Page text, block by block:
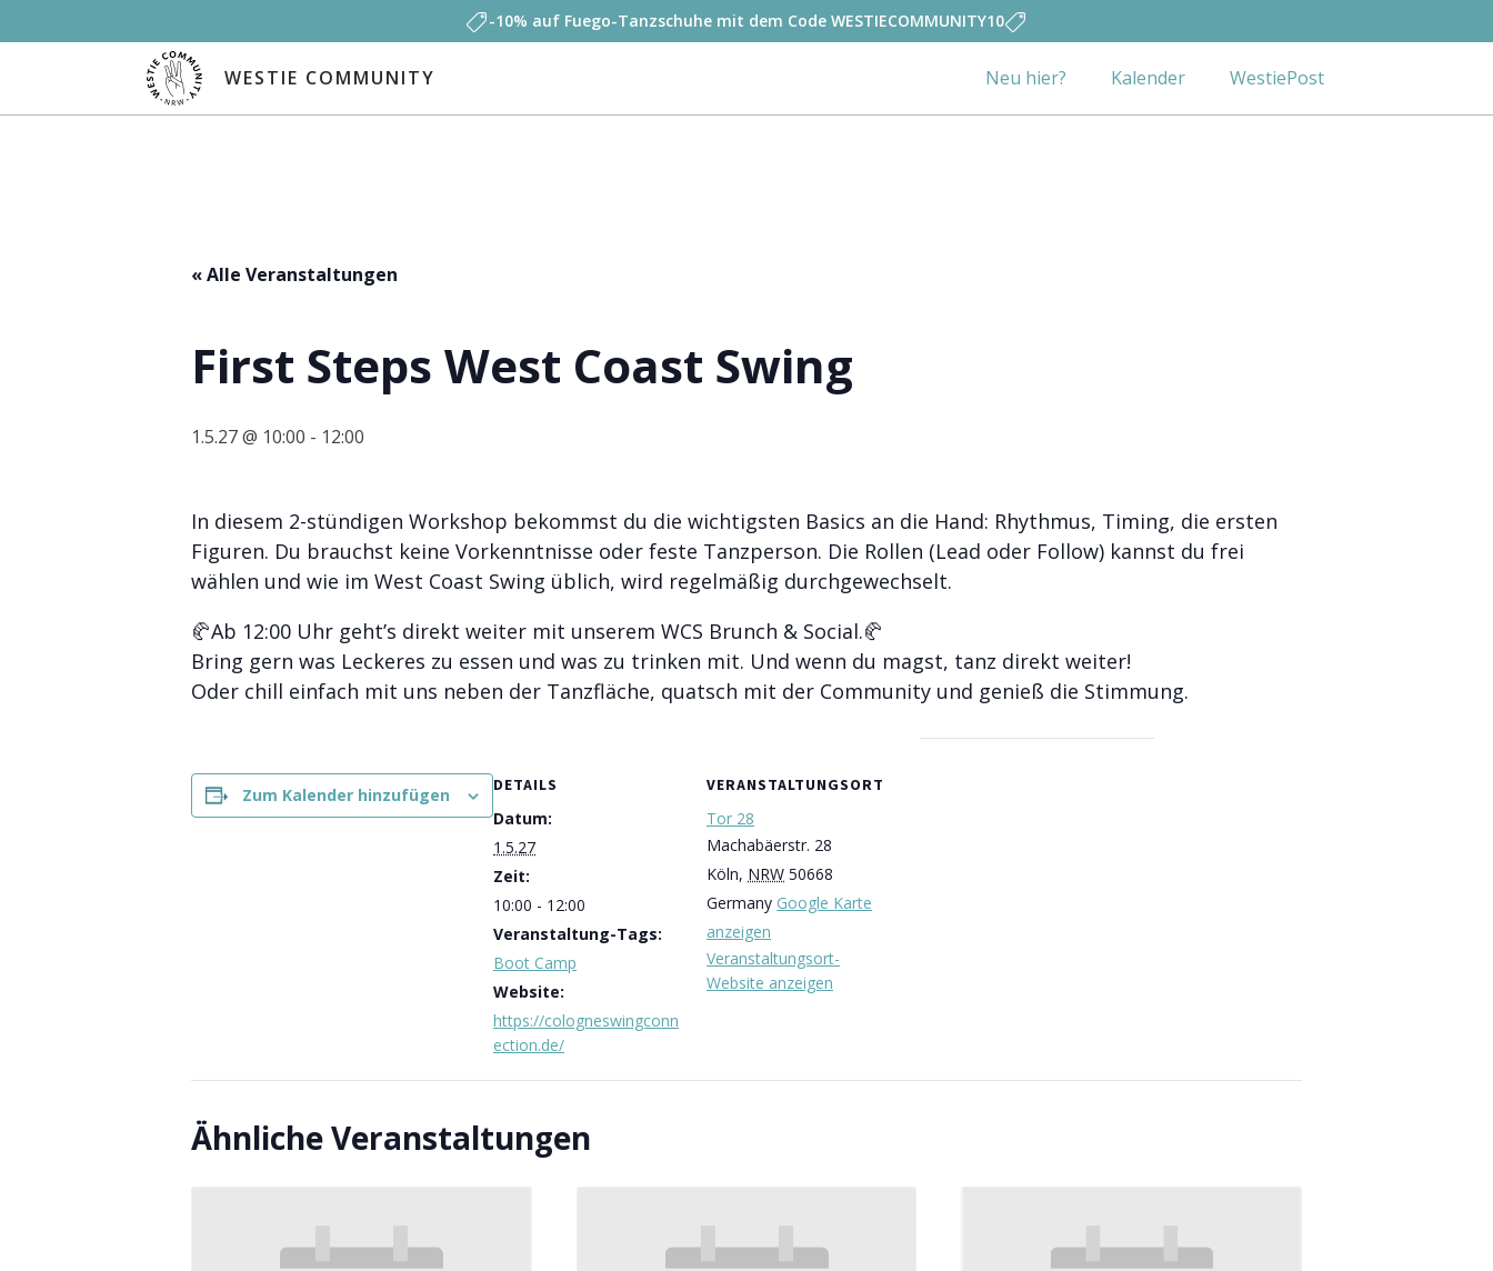
-10% auf Fuego-Tanzschuhe mit dem Code WESTIECOMMUNITY10
WESTIE COMMUNITY Neu hier? Kalender WestiePost
« Alle Veranstaltungen
First Steps West Coast Swing
1.5.27 @ 10:00 - 12:00
In diesem 2-stündigen Workshop bekommst du die wichtigsten Basics an die Hand: Rhythmus, Timing, die ersten
Figuren. Du brauchst keine Vorkenntnisse oder feste Tanzperson. Die Rollen (Lead oder Follow) kannst du frei
wählen und wie im West Coast Swing üblich, wird regelmäßig durchgewechselt.
🥐Ab 12:00 Uhr geht’s direkt weiter mit unserem WCS Brunch & Social.🥐
Bring gern was Leckeres zu essen und was zu trinken mit. Und wenn du magst, tanz direkt weiter!
Oder chill einfach mit uns neben der Tanzfläche, quatsch mit der Community und genieß die Stimmung.
Zum Kalender hinzufügen DETAILS
Datum:
1.5.27
Zeit:
10:00 - 12:00
Veranstaltung-Tags:
Boot Camp
Website:
https://cologneswingconn
ection.de/
VERANSTALTUNGSORT
Tor 28
Machabäerstr. 28
Köln, NRW 50668
Germany Google Karte
anzeigen
Veranstaltungsort-
Website anzeigen
Ähnliche Veranstaltungen